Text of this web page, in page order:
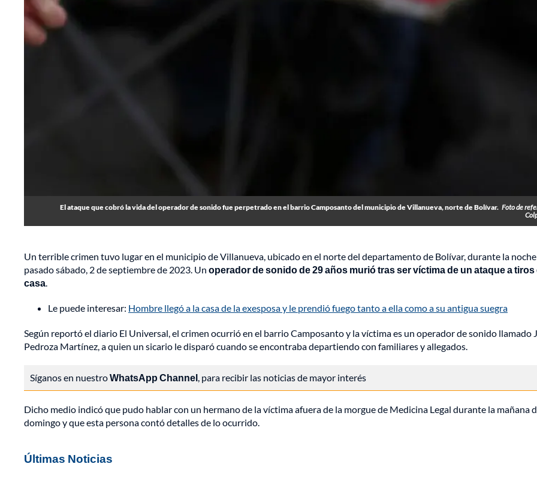
El ataque que cobró la vida del operador de sonido fue perpetrado en el barrio Camposanto del municipio de Villanueva, norte de Bolívar. Foto de
Un terrible crimen tuvo lugar en el municipio de Villanueva, ubicado en el norte del departamento de Bolívar, durante la
pasado sábado, 2 de septiembre de 2023. Un operador de sonido de 29 años murió tras ser víctima de un ataque a tiros
casa.
Le puede interesar: Hombre llegó a la casa de la exesposa y le prendió fuego tanto a ella como a su antigua suegra
Según reportó el diario El Universal, el crimen ocurrió en el barrio Camposanto y la víctima es un operador de sonido llamado
Pedroza Martínez, a quien un sicario le disparó cuando se encontraba departiendo con familiares y allegados.
Síganos en nuestroWhatsApp Channel, para recibir las noticias de mayor interés
Dicho medio indicó que pudo hablar con un hermano de la víctima afuera de la morgue de Medicina Legal durante la mañana
domingo y que esta persona contó detalles de lo ocurrido.
Últimas Noticias